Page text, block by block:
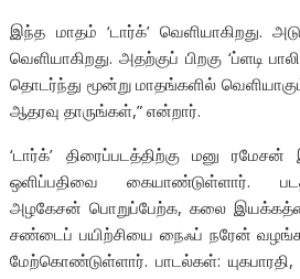
இந்த மாதம் ‘டார்க்’ வெளியாகிறது.
வெளியாகிறது. அதற்குப் பிறகு ‘ப்ளடி
தொடர்ந்து மூன்று மாதங்களில்
ஆதரவு தாருங்கள்,” என்றார்.
‘டார்க்’ திரைப்படத்திற்கு மனு
ஒளிப்பதிவை கையாண்டுள்ளார்.
அழகேசன் பொறுப்பேற்க, கலை
சண்டைப் பயிற்சியை நைஃப் நரேன்
மேற்கொண்டுள்ளார். பாடல்கள்: